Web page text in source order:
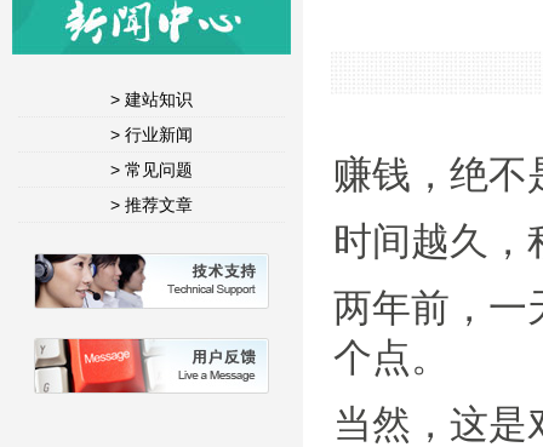
> 建站知识
> 行业新闻
> 常见问题
> 推荐文章
赚钱，绝不
时间越久，
两年前，一
个点。
当然，这是